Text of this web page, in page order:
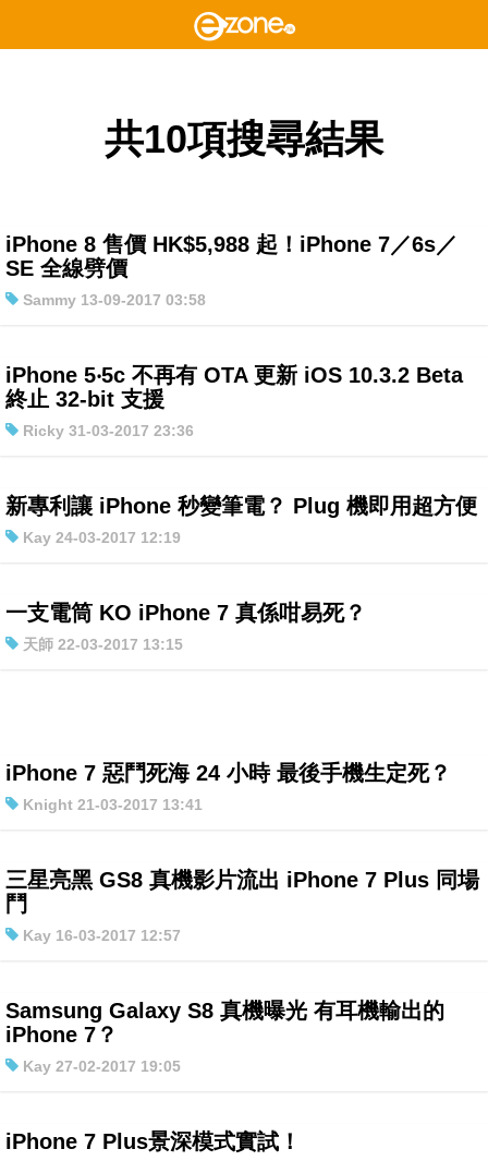
共10項搜尋結果
iPhone 8 售價 HK$5,988 起！iPhone 7／6s／
SE 全線劈價
Sammy 13-09-2017 03:58
iPhone 5‧5c 不再有 OTA 更新 iOS 10.3.2 Beta
終止 32-bit 支援
Ricky 31-03-2017 23:36
新專利讓 iPhone 秒變筆電？ Plug 機即用超方便
Kay 24-03-2017 12:19
一支電筒 KO iPhone 7 真係咁易死？
天師 22-03-2017 13:15
iPhone 7 惡鬥死海 24 小時 最後手機生定死？
Knight 21-03-2017 13:41
三星亮黑 GS8 真機影片流出 iPhone 7 Plus 同場
鬥
Kay 16-03-2017 12:57
Samsung Galaxy S8 真機曝光 有耳機輸出的
iPhone 7？
Kay 27-02-2017 19:05
iPhone 7 Plus景深模式實試！